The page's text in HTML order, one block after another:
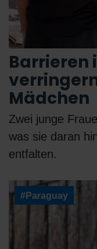
Barrieren
Mädchen
Zwei junge
was sie daran
entfalten.
#Paraguay